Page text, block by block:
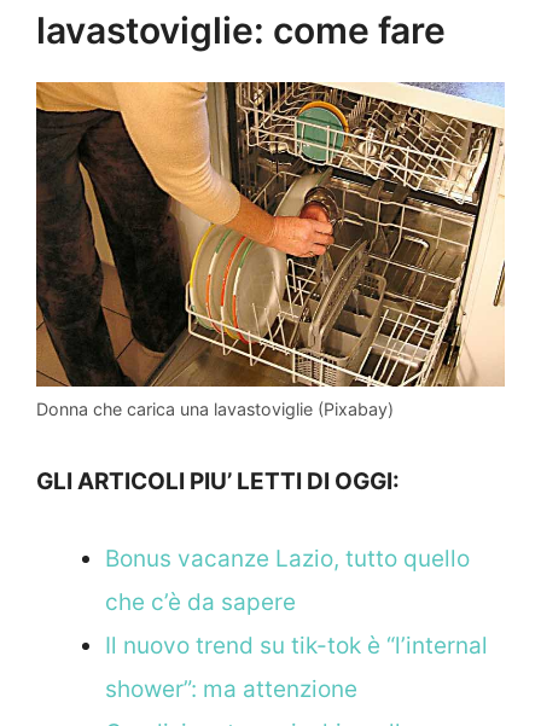
lavastoviglie: come fare
Donna che carica una lavastoviglie (Pixabay)
GLI ARTICOLI PIU’ LETTI DI OGGI:
Bonus vacanze Lazio, tutto quello
che c’è da sapere
Il nuovo trend su tik-tok è “l’internal
shower”: ma attenzione